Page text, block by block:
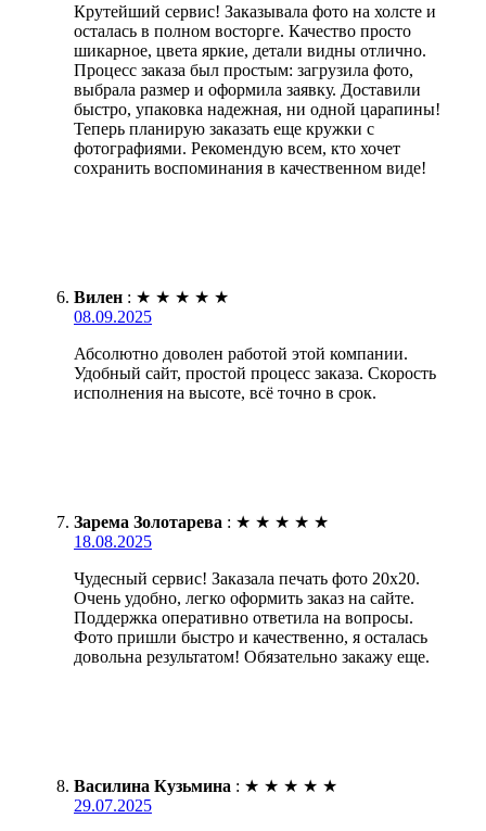
Крутейший сервис! Заказывала фото на холсте и
осталась в полном восторге. Качество просто
шикарное, цвета яркие, детали видны отлично.
Процесс заказа был простым: загрузила фото,
выбрала размер и оформила заявку. Доставили
быстро, упаковка надежная, ни одной царапины!
Теперь планирую заказать еще кружки с
фотографиями. Рекомендую всем, кто хочет
сохранить воспоминания в качественном виде!
Вилен : ★ ★ ★ ★ ★
08.09.2025
Абсолютно доволен работой этой компании.
Удобный сайт, простой процесс заказа. Скорость
исполнения на высоте, всё точно в срок.
Зарема Золотарева : ★ ★ ★ ★ ★
18.08.2025
Чудесный сервис! Заказала печать фото 20х20.
Очень удобно, легко оформить заказ на сайте.
Поддержка оперативно ответила на вопросы.
Фото пришли быстро и качественно, я осталась
довольна результатом! Обязательно закажу еще.
Василина Кузьмина : ★ ★ ★ ★ ★
29.07.2025